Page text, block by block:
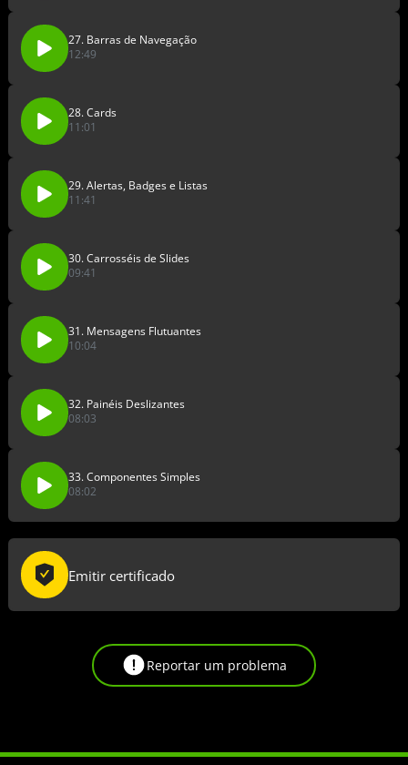
27. Barras de Navegação
12:49
28. Cards
11:01
29. Alertas, Badges e Listas
11:41
30. Carrosséis de Slides
09:41
31. Mensagens Flutuantes
10:04
32. Painéis Deslizantes
08:03
33. Componentes Simples
08:02
Emitir certificado
Reportar um problema